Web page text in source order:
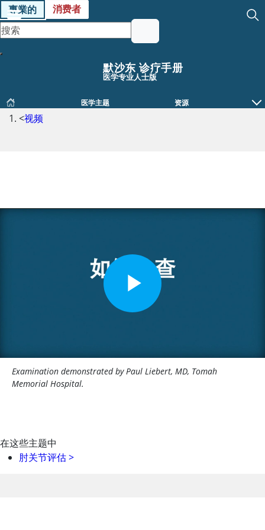
專業的 消费者
默沙东 诊疗手册
医学专业人士版
医学主题 资源
<视频
Examination demonstrated by Paul Liebert, MD, Tomah
Memorial Hospital.
在这些主题中
肘关节评估>